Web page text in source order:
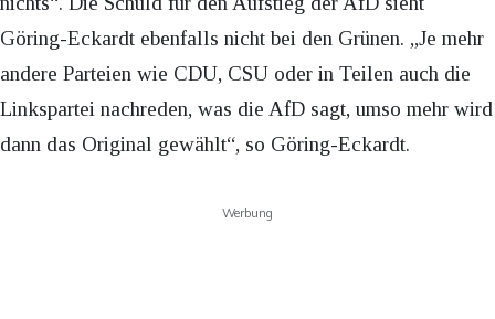
Göring-Eckardt ebenfalls nicht bei den Grünen. „Je mehr
andere Parteien wie CDU, CSU oder in Teilen auch die
Linkspartei nachreden, was die AfD sagt, umso mehr wird
dann das Original gewählt“, so Göring-Eckardt.
Werbung